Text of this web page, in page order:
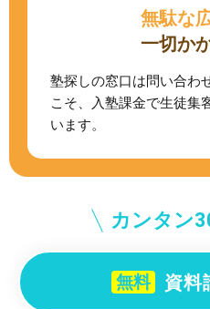
無駄な
一切か
塾探しの窓口は問い合わ
こそ、入塾課金で生徒集
います。
カンタン
無料 資料